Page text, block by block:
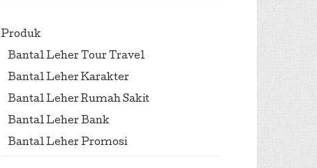
Produk
Bantal Leher Tour Travel
Bantal Leher Karakter
Bantal Leher Rumah Sakit
Bantal Leher Bank
Bantal Leher Promosi